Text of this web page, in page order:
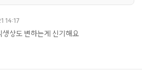
14:17
상도 변하는게 신기해요